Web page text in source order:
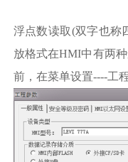
浮点数读取(双字也称
放格式在HMI中有两
前，在菜单设置----工